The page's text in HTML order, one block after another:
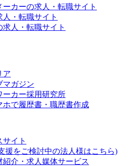
カーの求人・転職サイト
・転職サイト
人・転職サイト
ア
マガジン
ーカー採用研究所
ホで履歴書・職歴書作成
イト
援をご検討中の法人様はこちら)
紹介・求人媒体サービス